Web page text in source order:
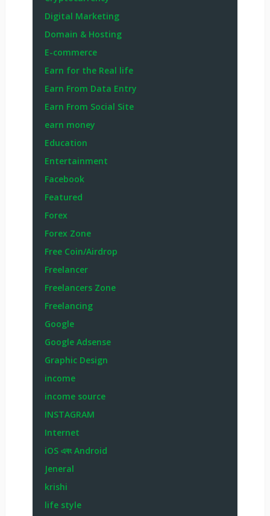
Digital Marketing
Domain & Hosting
E-commerce
Earn for the Real life
Earn From Data Entry
Earn From Social Site
earn money
Education
Entertainment
Facebook
Featured
Forex
Forex Zone
Free Coin/Airdrop
Freelancer
Freelancers Zone
Freelancing
Google
Google Adsense
Graphic Design
income
income source
INSTAGRAM
Internet
iOS এবং Android
Jeneral
krishi
life style